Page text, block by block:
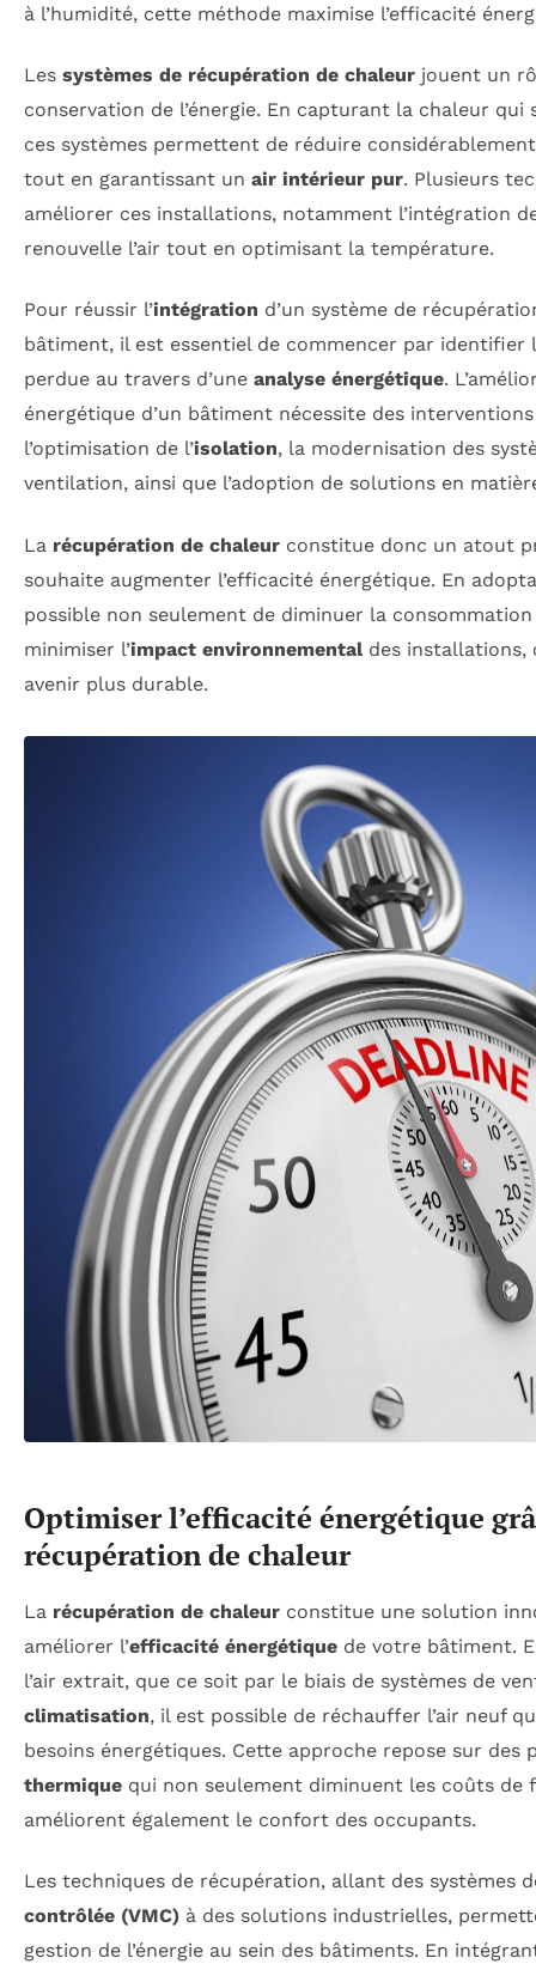
à l’humidité, cette méthode maximise l’efficacité
Les systèmes de récupération de chaleur jouent un
conservation de l’énergie. En capturant la chaleur qui
ces systèmes permettent de réduire
tout en garantissant un air intérieur pur. Plusieurs
améliorer ces installations, notamment l’intégration
renouvelle l’air tout en optimisant la température.
Pour réussir l’intégration d’un système de
bâtiment, il est essentiel de commencer par identifier
perdue au travers d’une analyse énergétique.
énergétique d’un bâtiment nécessite des
l’optimisation de l’isolation, la modernisation des
ventilation, ainsi que l’adoption de solutions en
La récupération de chaleur constitue donc un atout
souhaite augmenter l’efficacité énergétique. En
possible non seulement de diminuer la consommation
minimiser l’impact environnementaldes installations,
avenir plus durable.
Optimiser l’efficacité énergétique
récupération de chaleur
La récupération de chaleur constitue une solution
améliorer l’efficacité énergétique de votre bâtiment.
l’air extrait, que ce soit par le biais de systèmes de
climatisation, il est possible de réchauffer l’air neuf
besoins énergétiques. Cette approche repose sur des
thermique qui non seulement diminuent les coûts de
améliorent également le confort des occupants.
Les techniques de récupération, allant des systèmes
contrôlée (VMC) à des solutions industrielles,
gestion de l’énergie au sein des bâtiments. En